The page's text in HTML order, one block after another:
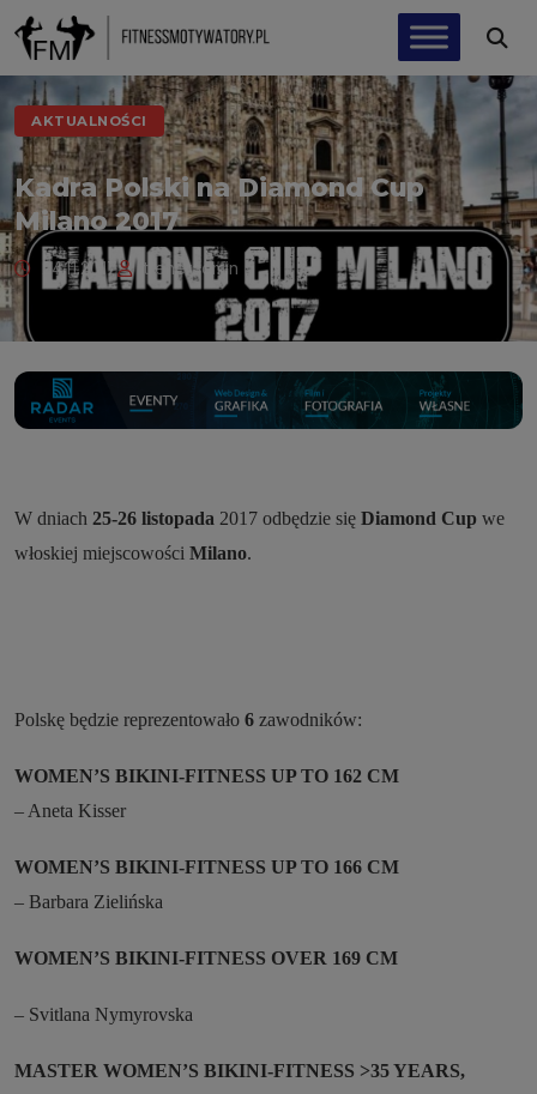
AKTUALNOŚCI
Kadra Polski na Diamond Cup
Milano 2017
24.11.2017 treneradmin
W dniach 25-26 listopada 2017 odbędzie się Diamond Cup we
włoskiej miejscowości Milano.
Polskę będzie reprezentowało 6 zawodników:
WOMEN’S BIKINI-FITNESS UP TO 162 CM
– Aneta Kisser
WOMEN’S BIKINI-FITNESS UP TO 166 CM
– Barbara Zielińska
WOMEN’S BIKINI-FITNESS OVER 169 CM
– Svitlana Nymyrovska
MASTER WOMEN’S BIKINI-FITNESS >35 YEARS,